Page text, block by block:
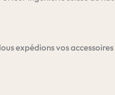
expédions vos